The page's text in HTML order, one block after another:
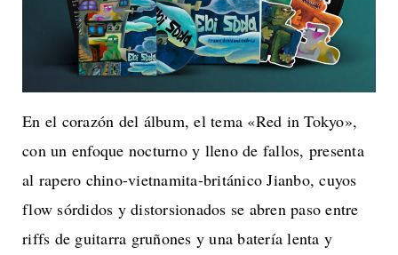
En el corazón del álbum, el tema «Red in Tokyo»,
con un enfoque nocturno y lleno de fallos, presenta
al rapero chino-vietnamita-británico Jianbo, cuyos
flow sórdidos y distorsionados se abren paso entre
riffs de guitarra gruñones y una batería lenta y